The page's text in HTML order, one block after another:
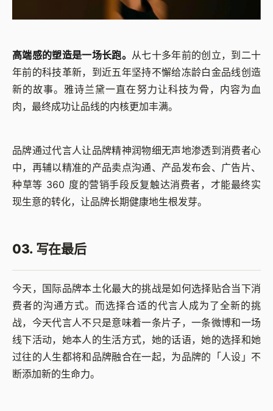
高端感的塑造是一场长跑。 从七十多年前的创立，到二十
年前的科技革新，到近五年坚持不懈给冻龄白金品线创造
新的故事。雅诗兰黛一直在努力让科技为骨，内容为血
肉，最终成功让品线的内核更加丰满。
品牌通过代言人让品牌精神润物细无声地渗透到消费者心
中，再辅以精准的产品卖点沟通、产品发布会、广告片、
种草等 360 度的营销手段反复触达消费者，才能最终实
现生意的转化，让品牌长期健康地生根发芽。
03. 写在最后
今天，国际品牌本土化最大的挑战是如何选择贴合当下消
费者的沟通方式。而选择合适的代言人成为了全新的挑
战，今天代言人不只是意味着一条片子，一条微博和一场
线下活动，她本人的生活方式，她的话语，她的选择和她
过往的人生都将和品牌融合在一起，为品牌的「人设」不
断添加新的生命力。